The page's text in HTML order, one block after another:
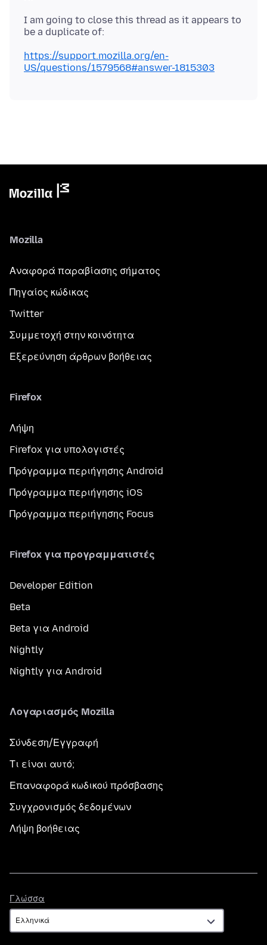
I am going to close this thread as it appears to
https://support.mozilla.org/en-
US/questions/1579568#answer-1815303
Mozilla
Αναφορά παραβίασης σήματος
Πηγαίος κώδικας
Twitter
Συμμετοχή στην κοινότητα
Εξερεύνηση άρθρων βοήθειας
Firefox
Λήψη
Firefox για υπολογιστές
Πρόγραμμα περιήγησης Android
Πρόγραμμα περιήγησης iOS
Πρόγραμμα περιήγησης Focus
Firefox για προγραμματιστές
Developer Edition
Beta
Beta για Android
Nightly
Nightly για Android
Λογαριασμός Mozilla
Σύνδεση/Εγγραφή
Τι είναι αυτό;
Επαναφορά κωδικού πρόσβασης
Συγχρονισμός δεδομένων
Λήψη βοήθειας
Γλώσσα